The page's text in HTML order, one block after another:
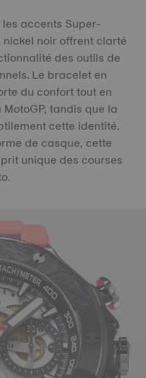
accents Super-
noir offrent clarté
des outils de
Le bracelet en
du confort tout en
tandis que la
cette identité.
de casque, cette
unique des courses